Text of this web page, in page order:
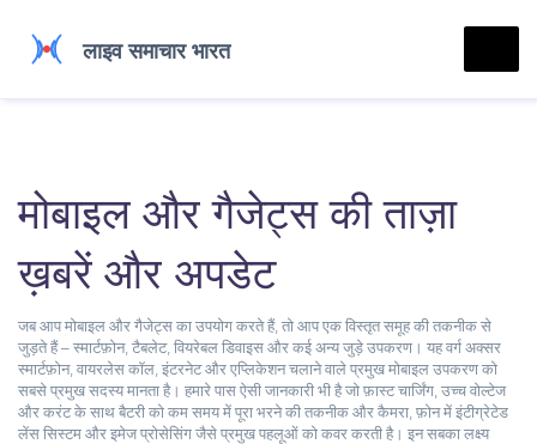
मोबाइल और गैजेट्स की ताज़ा
ख़बरें और अपडेट
जब आपमोबाइल और गैजेट्सका उपयोग करते हैं, तो आप एक विस्तृत समूह की तकनीक से
जुड़ते हैं – स्मार्टफ़ोन, टैबलेट, वियरेबल डिवाइस और कई अन्य जुड़े उपकरण। यह वर्ग अक्सर
स्मार्टफ़ोन, वायरलेस कॉल, इंटरनेट और एप्लिकेशन चलाने वाले प्रमुख मोबाइल उपकरणको
सबसे प्रमुख सदस्य मानता है। हमारे पास ऐसी जानकारी भी है जोफ़ास्ट चार्जिंग उच्च वोल्टेज
और करंट के साथ बैटरी को कम समय में पूरा भरने की तकनीकऔरकैमरा फ़ोन में इंटीग्रेटेड
लेंस सिस्टम और इमेज प्रोसेसिंगजैसे प्रमुख पहलूओं को कवर करती है। इन सबका लक्ष्य